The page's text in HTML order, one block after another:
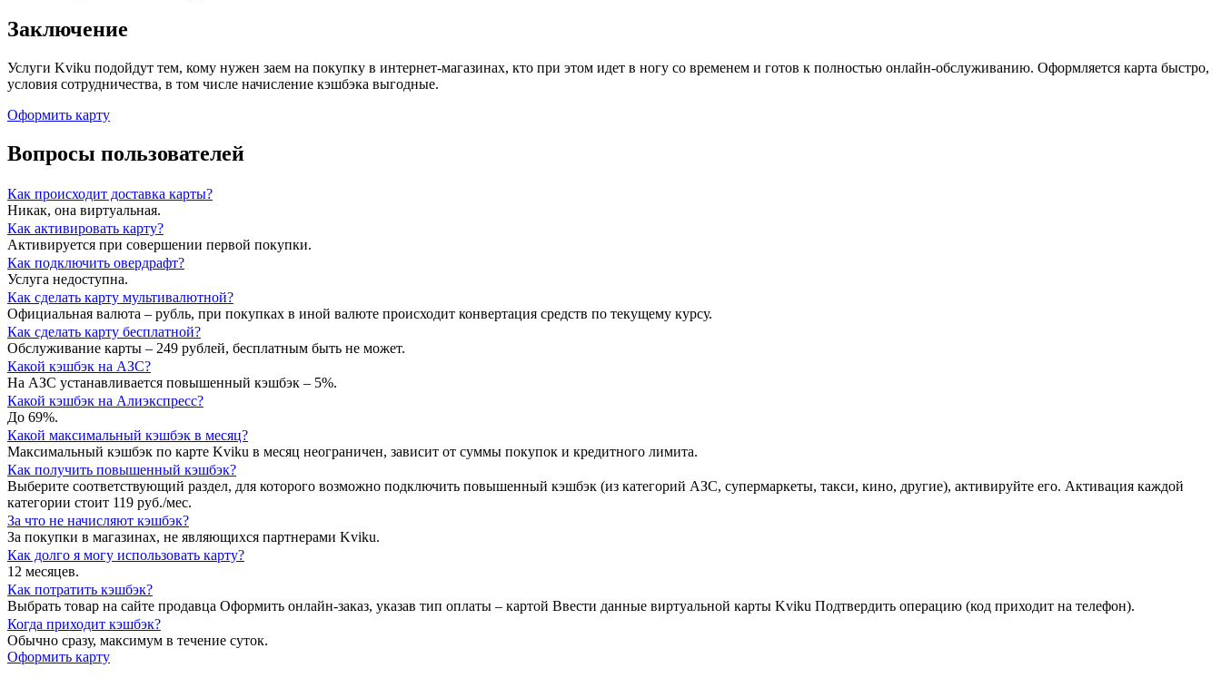
Заключение
Услуги Kviku подойдут тем, кому нужен заем на покупку в интернет-магазинах, кто при этом идет в ногу со временем и готов к полностью онлайн-обслуживанию. Оформляется карта быстро,
условия сотрудничества, в том числе начисление кэшбэка выгодные.
Оформить карту
Вопросы пользователей
Как происходит доставка карты?
Никак, она виртуальная.
Как активировать карту?
Активируется при совершении первой покупки.
Как подключить овердрафт?
Услуга недоступна.
Как сделать карту мультивалютной?
Официальная валюта – рубль, при покупках в иной валюте происходит конвертация средств по текущему курсу.
Как сделать карту бесплатной?
Обслуживание карты – 249 рублей, бесплатным быть не может.
Какой кэшбэк на АЗС?
На АЗС устанавливается повышенный кэшбэк – 5%.
Какой кэшбэк на Алиэкспресс?
До 69%.
Какой максимальный кэшбэк в месяц?
Максимальный кэшбэк по карте Kviku в месяц неограничен, зависит от суммы покупок и кредитного лимита.
Как получить повышенный кэшбэк?
Выберите соответствующий раздел, для которого возможно подключить повышенный кэшбэк (из категорий АЗС, супермаркеты, такси, кино, другие), активируйте его. Активация каждой
категории стоит 119 руб./мес.
За что не начисляют кэшбэк?
За покупки в магазинах, не являющихся партнерами Kviku.
Как долго я могу использовать карту?
12 месяцев.
Как потратить кэшбэк?
Выбрать товар на сайте продавца Оформить онлайн-заказ, указав тип оплаты – картой Ввести данные виртуальной карты Kviku Подтвердить операцию (код приходит на телефон).
Когда приходит кэшбэк?
Обычно сразу, максимум в течение суток.
Оформить карту